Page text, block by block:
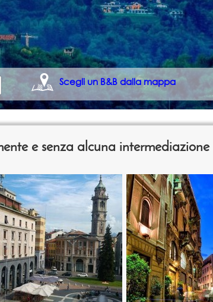
e senza alcuna intermediazione
Scegli un B&B dalla mappa
n